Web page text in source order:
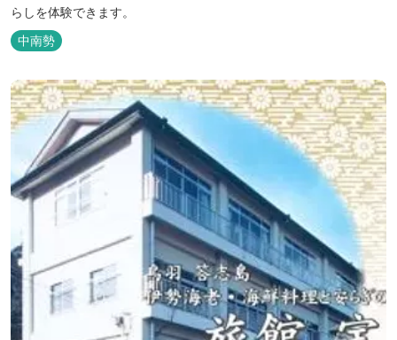
らしを体験できます。
中南勢